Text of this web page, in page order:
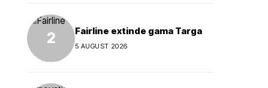
Fairline extinde gama Targa
5 AUGUST 2026